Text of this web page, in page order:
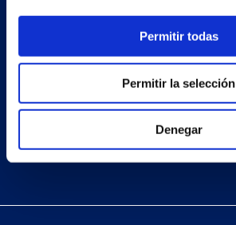
Permitir todas
Permitir la selección
Denegar